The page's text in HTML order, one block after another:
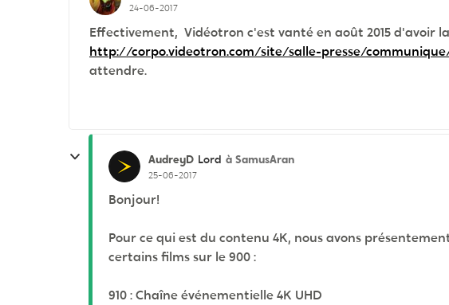
24-06-2017
Effectivement, Vidéotron c'est vanté en août 2015 d'avoir
http://corpo.videotron.com/site/salle-presse/
attendre.
AudreyD Lord à SamusAran
25-06-2017
Bonjour!
Pour ce qui est du contenu 4K, nous avons
certains films sur le 900 :
910 : Chaîne événementielle 4K UHD